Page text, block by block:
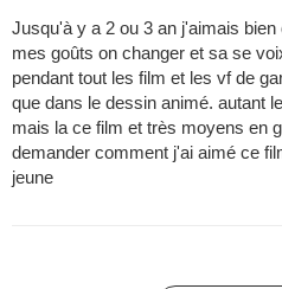
Jusqu'à y a 2 ou 3 an j'aimais
mes goûts on changer et sa se
pendant tout les film et les vf de
que dans le dessin animé. autant
mais la ce film et très moyens en
demander comment j'ai aimé ce
jeune